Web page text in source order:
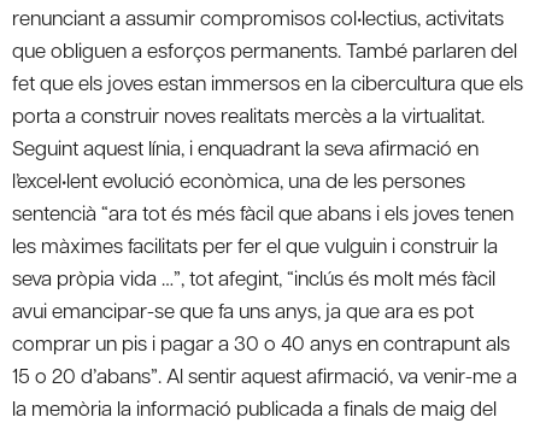
renunciant a assumir compromisos col•lectius, activitats
que obliguen a esforços permanents. També parlaren del
fet que els joves estan immersos en la cibercultura que els
porta a construir noves realitats mercès a la virtualitat.
Seguint aquest línia, i enquadrant la seva afirmació en
l’excel•lent evolució econòmica, una de les persones
sentencià “ara tot és més fàcil que abans i els joves tenen
les màximes facilitats per fer el que vulguin i construir la
seva pròpia vida …”, tot afegint, “inclús és molt més fàcil
avui emancipar-se que fa uns anys, ja que ara es pot
comprar un pis i pagar a 30 o 40 anys en contrapunt als
15 o 20 d’abans”. Al sentir aquest afirmació, va venir-me a
la memòria la informació publicada a finals de maig del